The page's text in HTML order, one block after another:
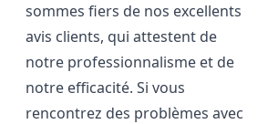
sommes fiers de nos excellents
avis clients, qui attestent de
notre professionnalisme et de
notre efficacité. Si vous
rencontrez des problèmes avec